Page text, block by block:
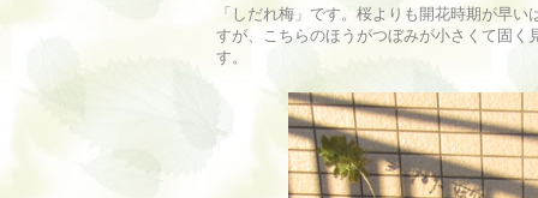
「しだれ梅」です。桜よりも開花時期が早い
すが、こちらのほうがつぼみが小さくて固く
す。